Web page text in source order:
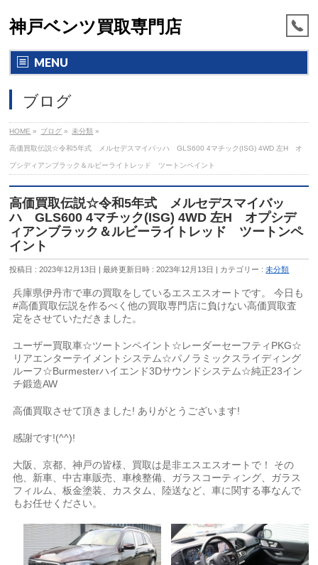
神戸ベンツ買取専門店
MENU
ブログ
HOME » ブログ » 未分類 »
高価買取伝説☆令和5年式 メルセデスマイバッハ GLS600 4マチック(ISG) 4WD 左H オ
プシディアンブラック＆ルビーライトレッド ツートンペイント
高価買取伝説☆令和5年式 メルセデスマイバッ
ハ GLS600 4マチック(ISG) 4WD 左H オプシデ
ィアンブラック＆ルビーライトレッド ツートンペ
イント
投稿日 : 2023年12月13日 最終更新日時 : 2023年12月13日 カテゴリー :未分類
兵庫県伊丹市で車の買取をしているエスエスオートです。 今日も
#高価買取伝説を作るべく他の買取専門店に負けない高価買取査
定をさせていただきました。
ユーザー買取車☆ツートンペイント☆レーダーセーフティPKG☆
リアエンターテイメントシステム☆パノラミックスライディング
ルーフ☆Burmesterハイエンド3Dサウンドシステム☆純正23イン
チ鍛造AW
高価買取させて頂きました! ありがとうございます!
感謝です!(^^)!
大阪、京都、神戸の皆様、買取は是非エスエスオートで！ その
他、新車、中古車販売、車検整備、ガラスコーティング、ガラス
フィルム、板金塗装、カスタム、陸送など、車に関する事なんで
もお任せください。